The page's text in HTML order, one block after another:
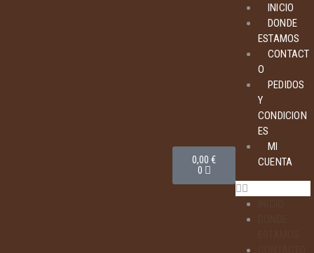
0,00€
0
INICIO
DONDE
ESTAMOS
CONTACT
O
PEDIDOS
Y
CONDICION
ES
MI
CUENTA